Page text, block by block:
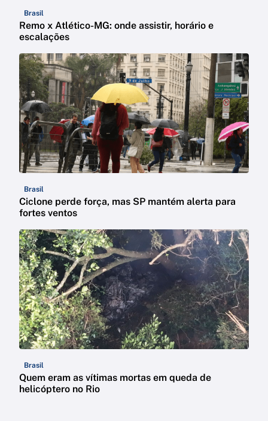
Brasil
Remo x Atlético-MG: onde assistir, horário e
escalações
Brasil
Ciclone perde força, mas SP mantém alerta para
fortes ventos
Brasil
Quem eram as vítimas mortas em queda de
helicóptero no Rio